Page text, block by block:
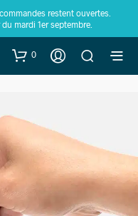
restent ouvertes.
mardi 1er septembre.
0